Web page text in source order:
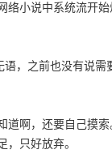
络小说中系统流开
，之前也没有说需
啊，还要自己摸索
，只好放弃。